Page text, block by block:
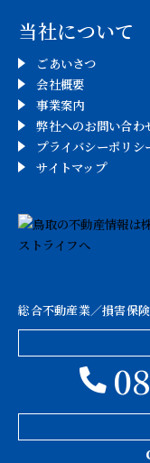
当社について
ごあいさつ
会社概要
事業案内
弊社へのお問い合わ
プライバシーポリシ
サイトマップ
総合不動産業／損害保